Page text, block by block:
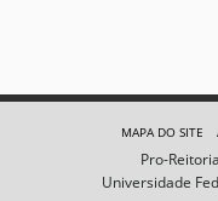
MAPA DO SITE
Pro-
Universidade